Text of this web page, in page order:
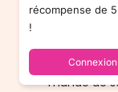
Nuestros
que te
mundo de
récompense de
!
Connexion